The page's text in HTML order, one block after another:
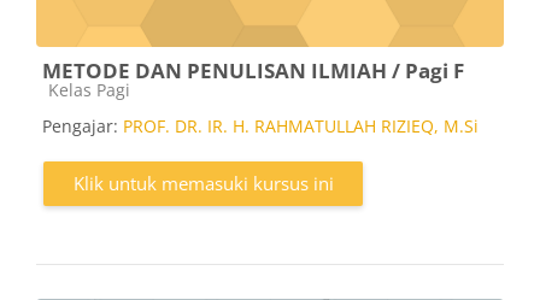
METODE DAN PENULISAN ILMIAH / Pagi F
Kategori kursus
Kelas Pagi
Pengajar: PROF. DR. IR. H. RAHMATULLAH RIZIEQ, M.Si
Klik untuk memasuki kursus ini